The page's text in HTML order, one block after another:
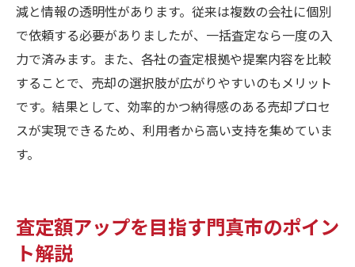
減と情報の透明性があります。従来は複数の会社に個別
で依頼する必要がありましたが、一括査定なら一度の入
力で済みます。また、各社の査定根拠や提案内容を比較
することで、売却の選択肢が広がりやすいのもメリット
です。結果として、効率的かつ納得感のある売却プロセ
スが実現できるため、利用者から高い支持を集めていま
す。
査定額アップを目指す門真市のポイン
ト解説